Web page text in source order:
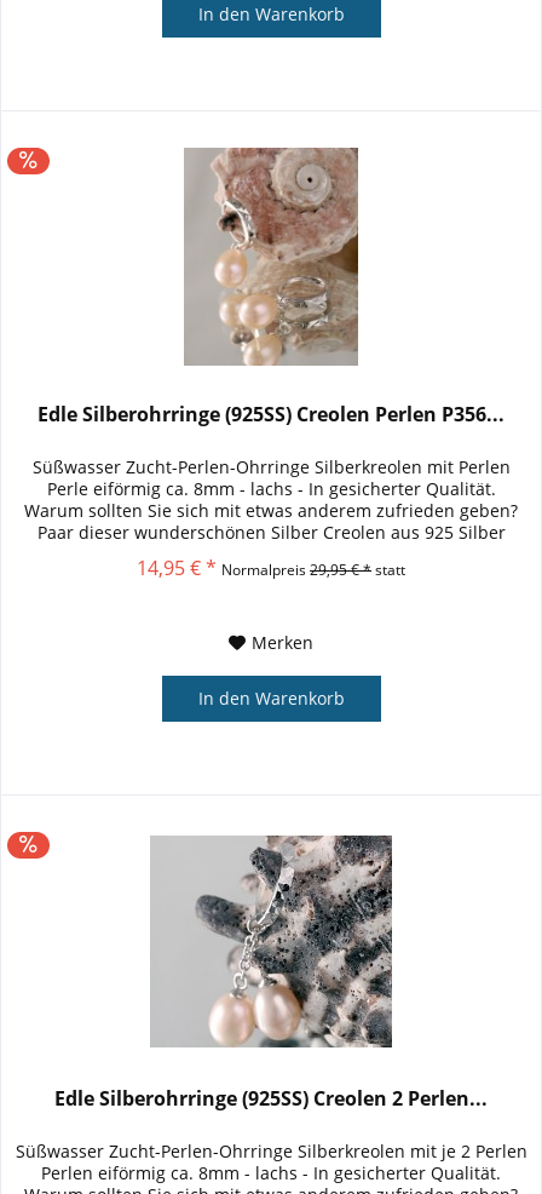
In den Warenkorb
Edle Silberohrringe (925SS) Creolen Perlen P356...
Süßwasser Zucht-Perlen-Ohrringe Silberkreolen mit Perlen
Perle eiförmig ca. 8mm - lachs - In gesicherter Qualität.
Warum sollten Sie sich mit etwas anderem zufrieden geben?
Paar dieser wunderschönen Silber Creolen aus 925 Silber
14,95 € * Normalpreis29,95 € *statt
Merken
In den Warenkorb
Edle Silberohrringe (925SS) Creolen 2 Perlen...
Süßwasser Zucht-Perlen-Ohrringe Silberkreolen mit je 2 Perlen
Perlen eiförmig ca. 8mm - lachs - In gesicherter Qualität.